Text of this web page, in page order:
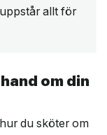
allt för
om din
du sköter om